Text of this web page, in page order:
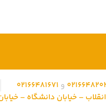
و 02166481671
– خیابان دانشگاه – خیابان وحید نظری – پلاک